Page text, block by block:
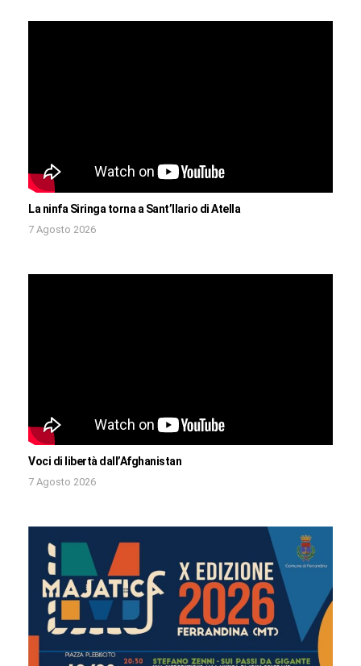
La ninfa Siringa torna a Sant’Ilario di Atella
7 Agosto 2026
Voci di libertà dall’Afghanistan
7 Agosto 2026